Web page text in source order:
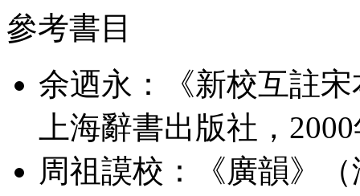
參考書目
余迺永：《新校互註
上海辭書出版社，
周祖謨校：《廣韻》